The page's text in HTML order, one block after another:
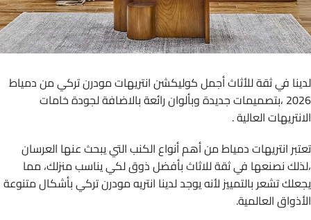
لدينا في ثقة للأثاث أجمل كوليكشن انتريهات مودرن تركي من دمياط
2026 ،بتصميمات جديدة وبألوان رائعة بالاضافة لجودة خامات
الانتريهات العالية .
تعتبر انتريهات دمياط من أهم أنواع الكنب التي يبحث عنها العرسان
،لذلك نصنعها في ثقة للاثاث بأفضل ذوق لكي يناسب منزلك، مما
يجعلك تشعر بالتمييز لأنه يوجد لدينا انتريه مودرن تركي بأشكال متنوعة
الأذواق العالمية.